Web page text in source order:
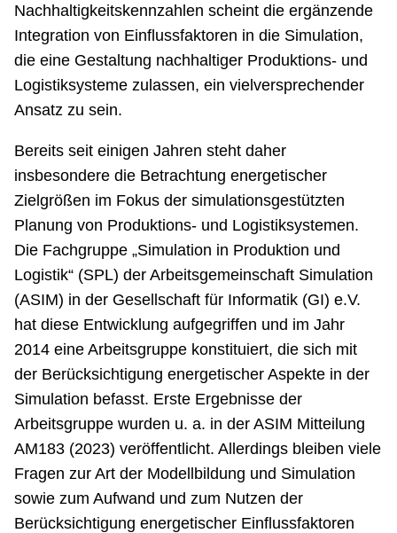
Nachhaltigkeitskennzahlen scheint die ergänzende
Integration von Einflussfaktoren in die Simulation,
die eine Gestaltung nachhaltiger Produktions- und
Logistiksysteme zulassen, ein vielversprechender
Ansatz zu sein.
Bereits seit einigen Jahren steht daher
insbesondere die Betrachtung energetischer
Zielgrößen im Fokus der simulationsgestützten
Planung von Produktions- und Logistiksystemen.
Die Fachgruppe „Simulation in Produktion und
Logistik“ (SPL) der Arbeitsgemeinschaft Simulation
(ASIM) in der Gesellschaft für Informatik (GI) e.V.
hat diese Entwicklung aufgegriffen und im Jahr
2014 eine Arbeitsgruppe konstituiert, die sich mit
der Berücksichtigung energetischer Aspekte in der
Simulation befasst. Erste Ergebnisse der
Arbeitsgruppe wurden u. a. in der ASIM Mitteilung
AM183 (2023) veröffentlicht. Allerdings bleiben viele
Fragen zur Art der Modellbildung und Simulation
sowie zum Aufwand und zum Nutzen der
Berücksichtigung energetischer Einflussfaktoren